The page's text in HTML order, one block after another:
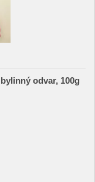
odvar, 100g